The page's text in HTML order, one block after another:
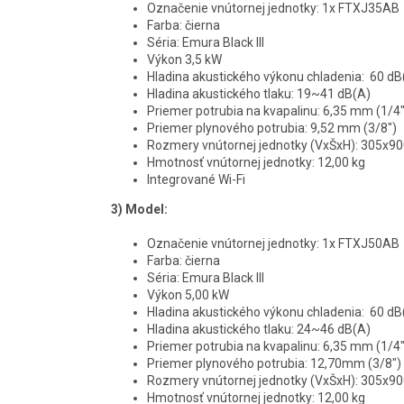
Označenie vnútornej jednotky: 1x FTXJ35AB
Farba: čierna
Séria: Emura Black III
Výkon 3,5 kW
Hladina akustického výkonu chladenia: 60
Hladina akustického tlaku: 19~41 dB(A)
Priemer potrubia na kvapalinu: 6,35 mm (1/
Priemer plynového potrubia: 9,52 mm (3/8")
Rozmery vnútornej jednotky (VxŠxH):
Hmotnosť vnútornej jednotky: 12,00 kg
Integrované Wi-Fi
3) Model:
Označenie vnútornej jednotky: 1x FTXJ50AB
Farba: čierna
Séria: Emura Black III
Výkon 5,00 kW
Hladina akustického výkonu chladenia: 60
Hladina akustického tlaku: 24~46 dB(A)
Priemer potrubia na kvapalinu: 6,35 mm (1/
Priemer plynového potrubia: 12,70mm (3/8")
Rozmery vnútornej jednotky (VxŠxH):
Hmotnosť vnútornej jednotky: 12,00 kg